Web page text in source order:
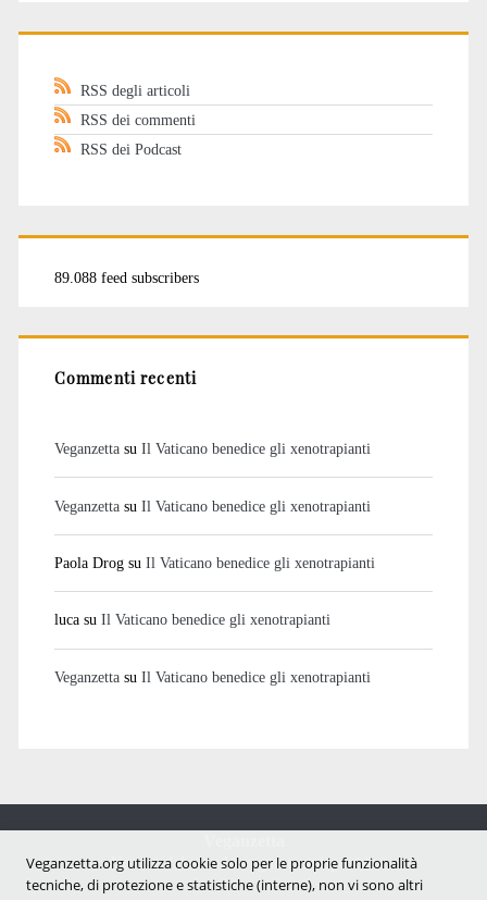
RSS degli articoli
RSS dei commenti
RSS dei Podcast
89.088 feed subscribers
Commenti recenti
Veganzettasu Il Vaticano benedice gli xenotrapianti
Veganzettasu Il Vaticano benedice gli xenotrapianti
Paola Drogsu Il Vaticano benedice gli xenotrapianti
lucasu Il Vaticano benedice gli xenotrapianti
Veganzettasu Il Vaticano benedice gli xenotrapianti
Notizie dal mondo vegan e antispecista
Veganzetta.org utilizza cookie solo per le proprie funzionalità
tecniche, di protezione e statistiche (interne), non vi sono altri